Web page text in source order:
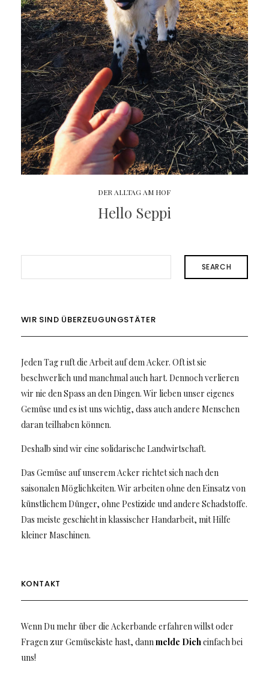
DER ALLTAG AM HOF
Hello Seppi
SEARCH
WIR SIND ÜBERZEUGUNGSTÄTER
Jeden Tag ruft die Arbeit auf dem Acker. Oft ist sie
beschwerlich und manchmal auch hart. Dennoch verlieren
wir nie den Spass an den Dingen. Wir lieben unser eigenes
Gemüse und es ist uns wichtig, dass auch andere Menschen
daran teilhaben können.
Deshalb sind wir eine solidarische Landwirtschaft.
Das Gemüse auf unserem Acker richtet sich nach den
saisonalen Möglichkeiten. Wir arbeiten ohne den Einsatz von
künstlichem Dünger, ohne Pestizide und andere Schadstoffe.
Das meiste geschieht in klassischer Handarbeit, mit Hilfe
kleiner Maschinen.
KONTAKT
Wenn Du mehr über die Ackerbande erfahren willst oder
Fragen zur Gemüsekiste hast, dannmelde Dicheinfach bei
uns!